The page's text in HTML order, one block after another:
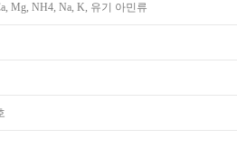
Mg, NH4, Na, K, 유기 아민류